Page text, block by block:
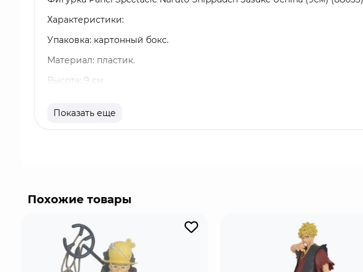
Характеристики:
Упаковка: картонный бокс.
Материал: пластик.
Высота: 9 см.
Бренд: Banpresto.
Показать еще
Похожие товары